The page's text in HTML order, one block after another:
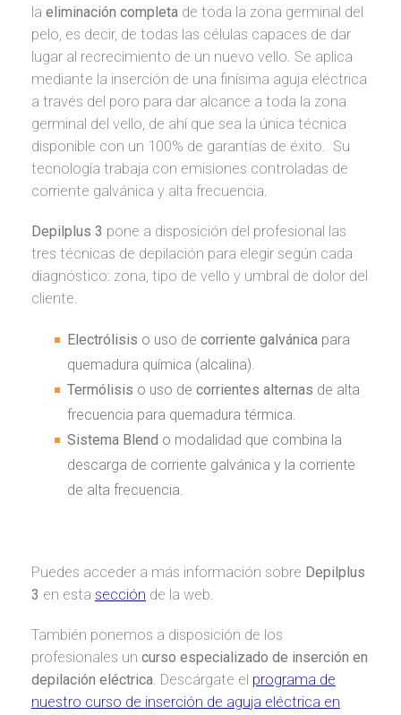
la eliminación completa de toda la zona germinal del
pelo, es decir, de todas las células capaces de dar
lugar al recrecimiento de un nuevo vello. Se aplica
mediante la inserción de una finísima aguja eléctrica
a través del poro para dar alcance a toda la zona
germinal del vello, de ahí que sea la única técnica
disponible con un 100% de garantías de éxito. Su
tecnología trabaja con emisiones controladas de
corriente galvánica y alta frecuencia.
Depilplus 3 pone a disposición del profesional las
tres técnicas de depilación para elegir según cada
diagnóstico: zona, tipo de vello y umbral de dolor del
cliente.
Electrólisis o uso de corriente galvánica para
quemadura química (alcalina).
Termólisis o uso de corrientes alternas de alta
frecuencia para quemadura térmica.
Sistema Blend o modalidad que combina la
descarga de corriente galvánica y la corriente
de alta frecuencia.
Puedes acceder a más información sobre Depilplus
3 en esta sección de la web.
También ponemos a disposición de los
profesionales un curso especializado de inserción en
depilación eléctrica. Descárgate el programa de
nuestro curso de inserción de aguja eléctrica en